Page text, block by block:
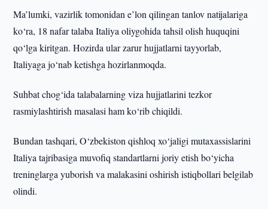
Ma’lumki, vazirlik tomonidan e’lon qilingan tanlov natijalariga
ko‘ra, 18 nafar talaba Italiya oliygohida tahsil olish huquqini
qo‘lga kiritgan. Hozirda ular zarur hujjatlarni tayyorlab,
Italiyaga jo‘nab ketishga hozirlanmoqda.
Suhbat chog‘ida talabalarning viza hujjatlarini tezkor
rasmiylashtirish masalasi ham ko‘rib chiqildi.
Bundan tashqari, O‘zbekiston qishloq xo‘jaligi mutaxassislarini
Italiya tajribasiga muvofiq standartlarni joriy etish bo‘yicha
treninglarga yuborish va malakasini oshirish istiqbollari belgilab
olindi.